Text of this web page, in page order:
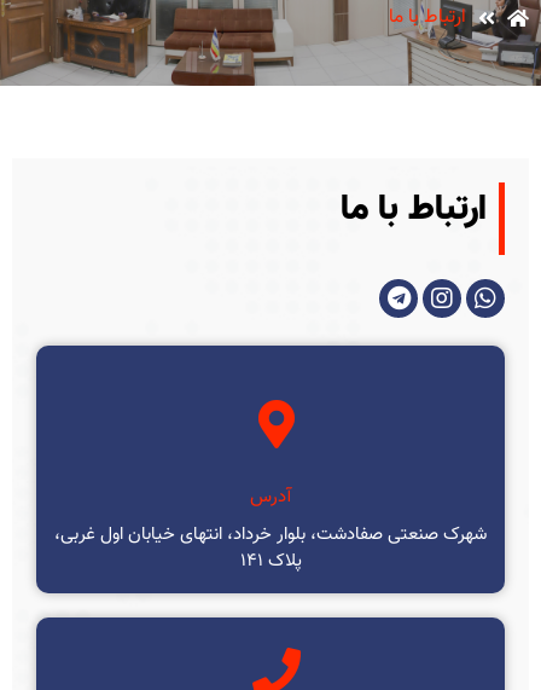
ارتباط با ما
ارتباط با ما
آدرس
شهرک صنعتی صفادشت، بلوار خرداد، انتهای خیابان اول غربی،
پلاک ۱۴۱